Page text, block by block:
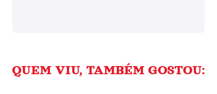
QUEM VIU, TAMBÉM GOSTOU: